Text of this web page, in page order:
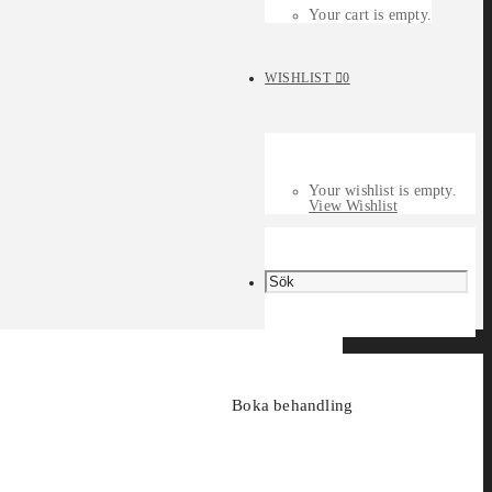
Your cart is empty.
WISHLIST 0
Your wishlist is empty.
View Wishlist
Boka behandling